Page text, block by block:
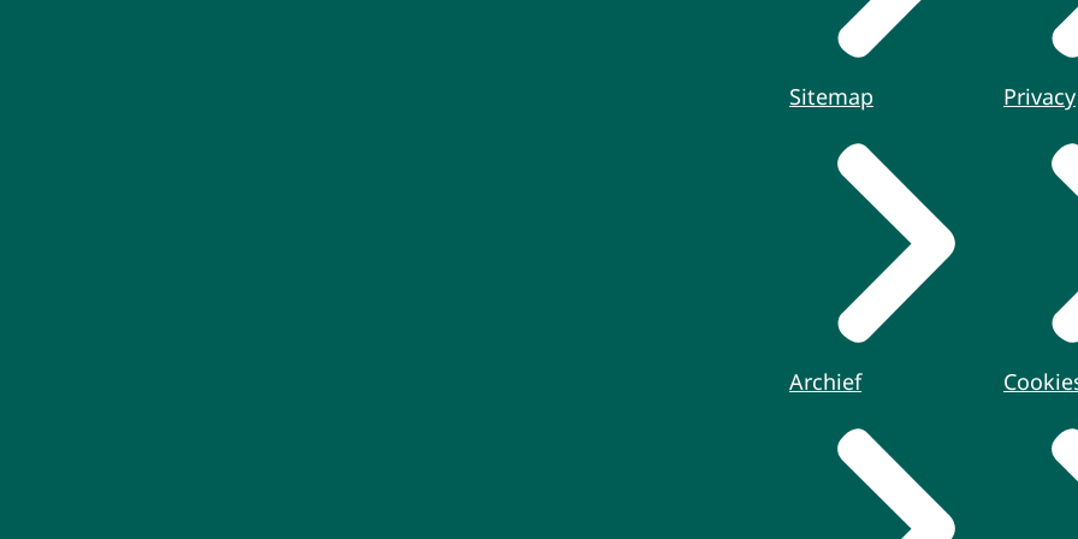
Sitemap
Archief
Privacy